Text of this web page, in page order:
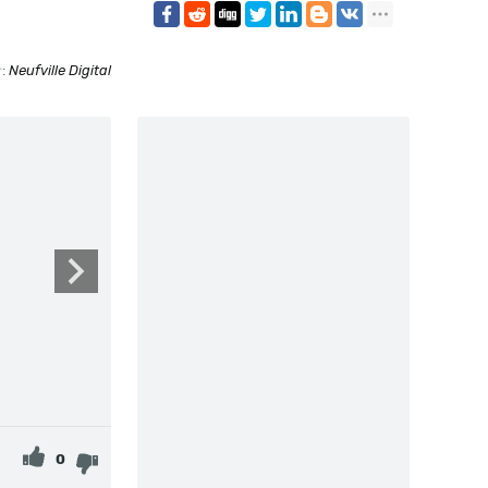
Neufville Digital
0